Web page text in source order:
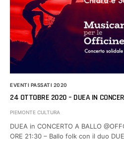
EVENTI PASSATI 2020
24 OTTOBRE 2020 – DUEA IN
PIEMONTE CULTURA
DUEA in CONCERTO A BALLO
ORE 21:30 – Ballo folk con il duo